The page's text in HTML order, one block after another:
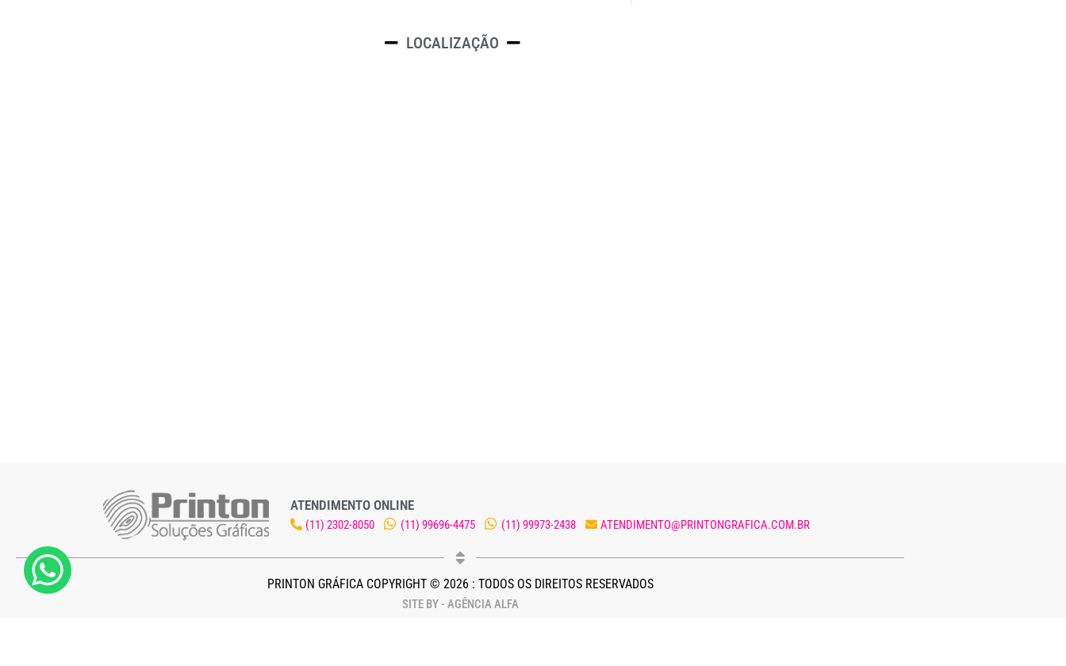
LOCALIZAÇÃO
ATENDIMENTO ONLINE
(11) 2302-8050 (11) 99696-4475 (11) 99973-2438 ATENDIMENTO@PRINTONGRAFICA.COM.BR
PRINTON GRÁFICA COPYRIGHT © 2026 : TODOS OS DIREITOS RESERVADOS
SITE BY - AGÊNCIA ALFA